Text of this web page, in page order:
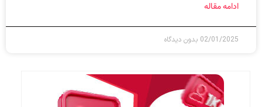
ادامه مقاله
02/01/2025 بدون دیدگاه